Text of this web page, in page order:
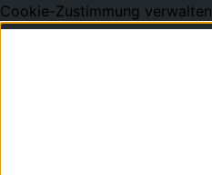
Cookie-Zustimmung verwalten